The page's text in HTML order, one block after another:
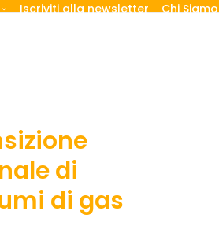
Iscriviti alla newsletter Chi Siamo
di
di gas